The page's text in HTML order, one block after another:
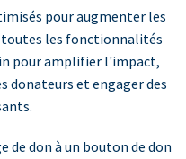
pour augmenter les
les fonctionnalités
pour amplifier l'impact,
donateurs et engager des
de don à un bouton de don